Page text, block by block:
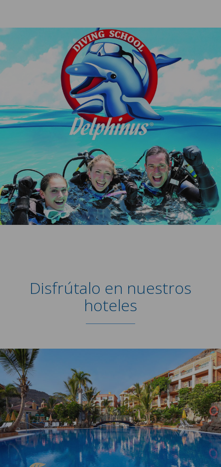
Disfrútalo en nuestros
hoteles